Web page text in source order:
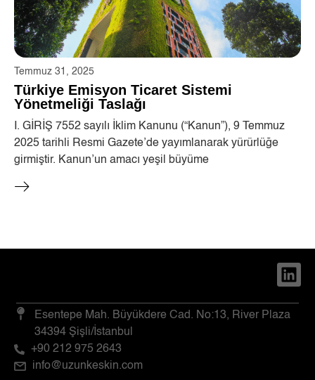
Temmuz 31, 2025
Türkiye Emisyon Ticaret Sistemi
Yönetmeliği Taslağı
I. GİRİŞ 7552 sayılı İklim Kanunu (“Kanun”), 9 Temmuz
2025 tarihli Resmi Gazete’de yayımlanarak yürürlüğe
girmiştir. Kanun’un amacı yeşil büyüme
Esentepe Mah. Büyükdere Cad. No:13, River Plaza
34394 Şişli/İstanbul
+90 212 975 2643
info@uzunkeskin.com